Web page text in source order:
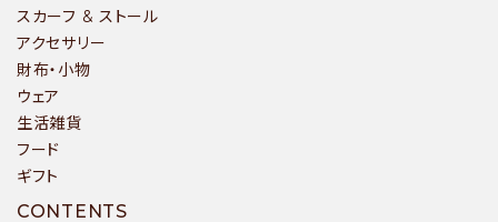
カテゴリー
スカーフ & ストール
アクセサリー
財布・小物
ウェア
生活雑貨
フード
ギフト
CONTENTS